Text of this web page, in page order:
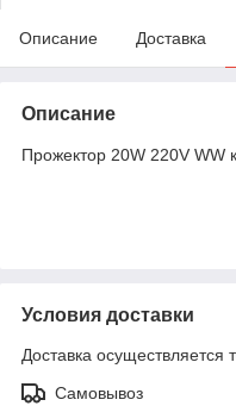
Описание Доставка
Описание
Прожектор 20W 220V WW
Условия доставки
Доставка осуществляется
Самовывоз